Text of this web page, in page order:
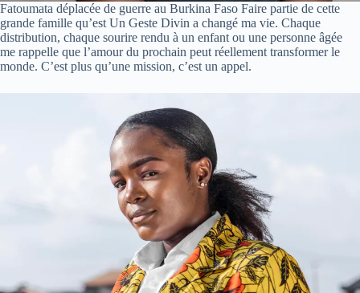
Fatoumata déplacée de guerre au Burkina Faso Faire partie de cette
grande famille qu’est Un Geste Divin a changé ma vie. Chaque
distribution, chaque sourire rendu à un enfant ou une personne âgée
me rappelle que l’amour du prochain peut réellement transformer le
monde. C’est plus qu’une mission, c’est un appel.